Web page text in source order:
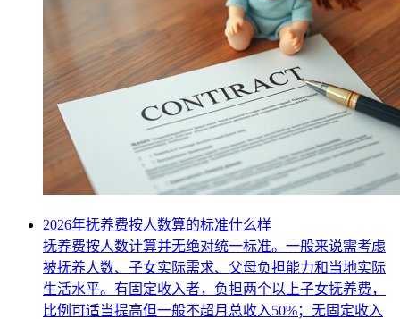
2026年抚养费按人数算的标准什么样
抚养费按人数计算并无绝对统一标准。一般来说需考虑
被抚养人数、子女实际需求、父母负担能力和当地实际
生活水平。有固定收入者，负担两个以上子女抚养费，
比例可适当提高但一般不超月总收入50%；无固定收入